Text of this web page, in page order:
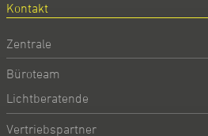
Kontakt
Zentrale
Büroteam
Lichtberatende
Vertriebspartner